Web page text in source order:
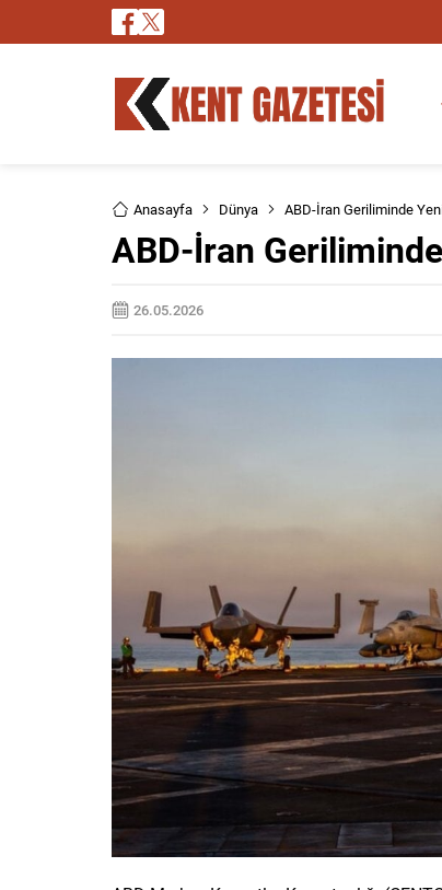
Anasayfa Dünya ABD-İran Geriliminde
ABD-İran
26.05.2026